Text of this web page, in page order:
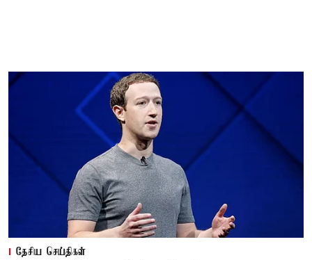
தேசிய செய்திகள்